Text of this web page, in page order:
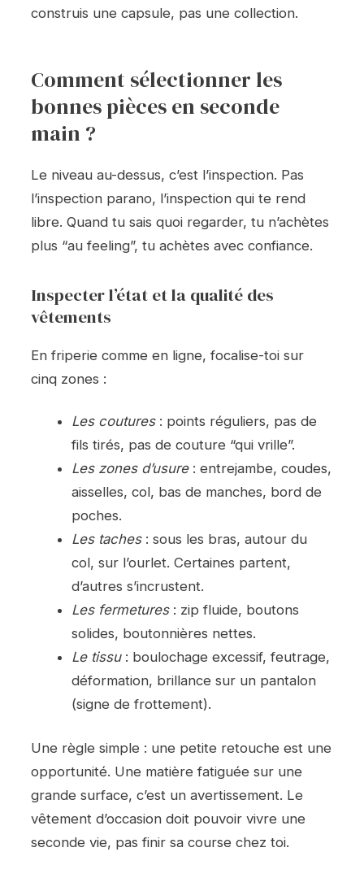
construis une capsule, pas une collection.
Comment sélectionner les
bonnes pièces en seconde
main ?
Le niveau au-dessus, c’est l’inspection. Pas
l’inspection parano, l’inspection qui te rend
libre. Quand tu sais quoi regarder, tu n’achètes
plus “au feeling”, tu achètes avec confiance.
Inspecter l’état et la qualité des
vêtements
En friperie comme en ligne, focalise-toi sur
cinq zones :
Les coutures: points réguliers, pas de
fils tirés, pas de couture “qui vrille”.
Les zones d’usure: entrejambe, coudes,
aisselles, col, bas de manches, bord de
poches.
Les taches: sous les bras, autour du
col, sur l’ourlet. Certaines partent,
d’autres s’incrustent.
Les fermetures: zip fluide, boutons
solides, boutonnières nettes.
Le tissu: boulochage excessif, feutrage,
déformation, brillance sur un pantalon
(signe de frottement).
Une règle simple : une petite retouche est une
opportunité. Une matière fatiguée sur une
grande surface, c’est un avertissement. Le
vêtement d’occasion doit pouvoir vivre une
seconde vie, pas finir sa course chez toi.